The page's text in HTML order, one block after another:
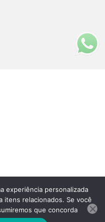
experiência personalizada
itens relacionados. Se você
que concorda